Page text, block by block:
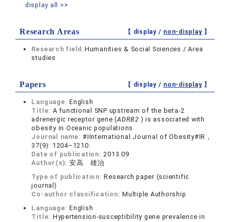
display all >>
Research Areas 【 display / non-display】
Research field:Humanities & Social Sciences / Area
studies
Papers 【 display / non-display】
Language:English
Title: A functional SNP upstream of the beta-2
adrenergic receptor gene (ADRB2 ) is associated with
obesity in Oceanic populations
Journal name:#IInternational Journal of Obesity#IR，
37(9): 1204–1210.
Date of publication:2013.09
Author(s): 安高 雄治
Type of publication:Research paper (scientific
journal)
Co-author classification:Multiple Authorship
Language:English
Title: Hypertension-susceptibility gene prevalence in